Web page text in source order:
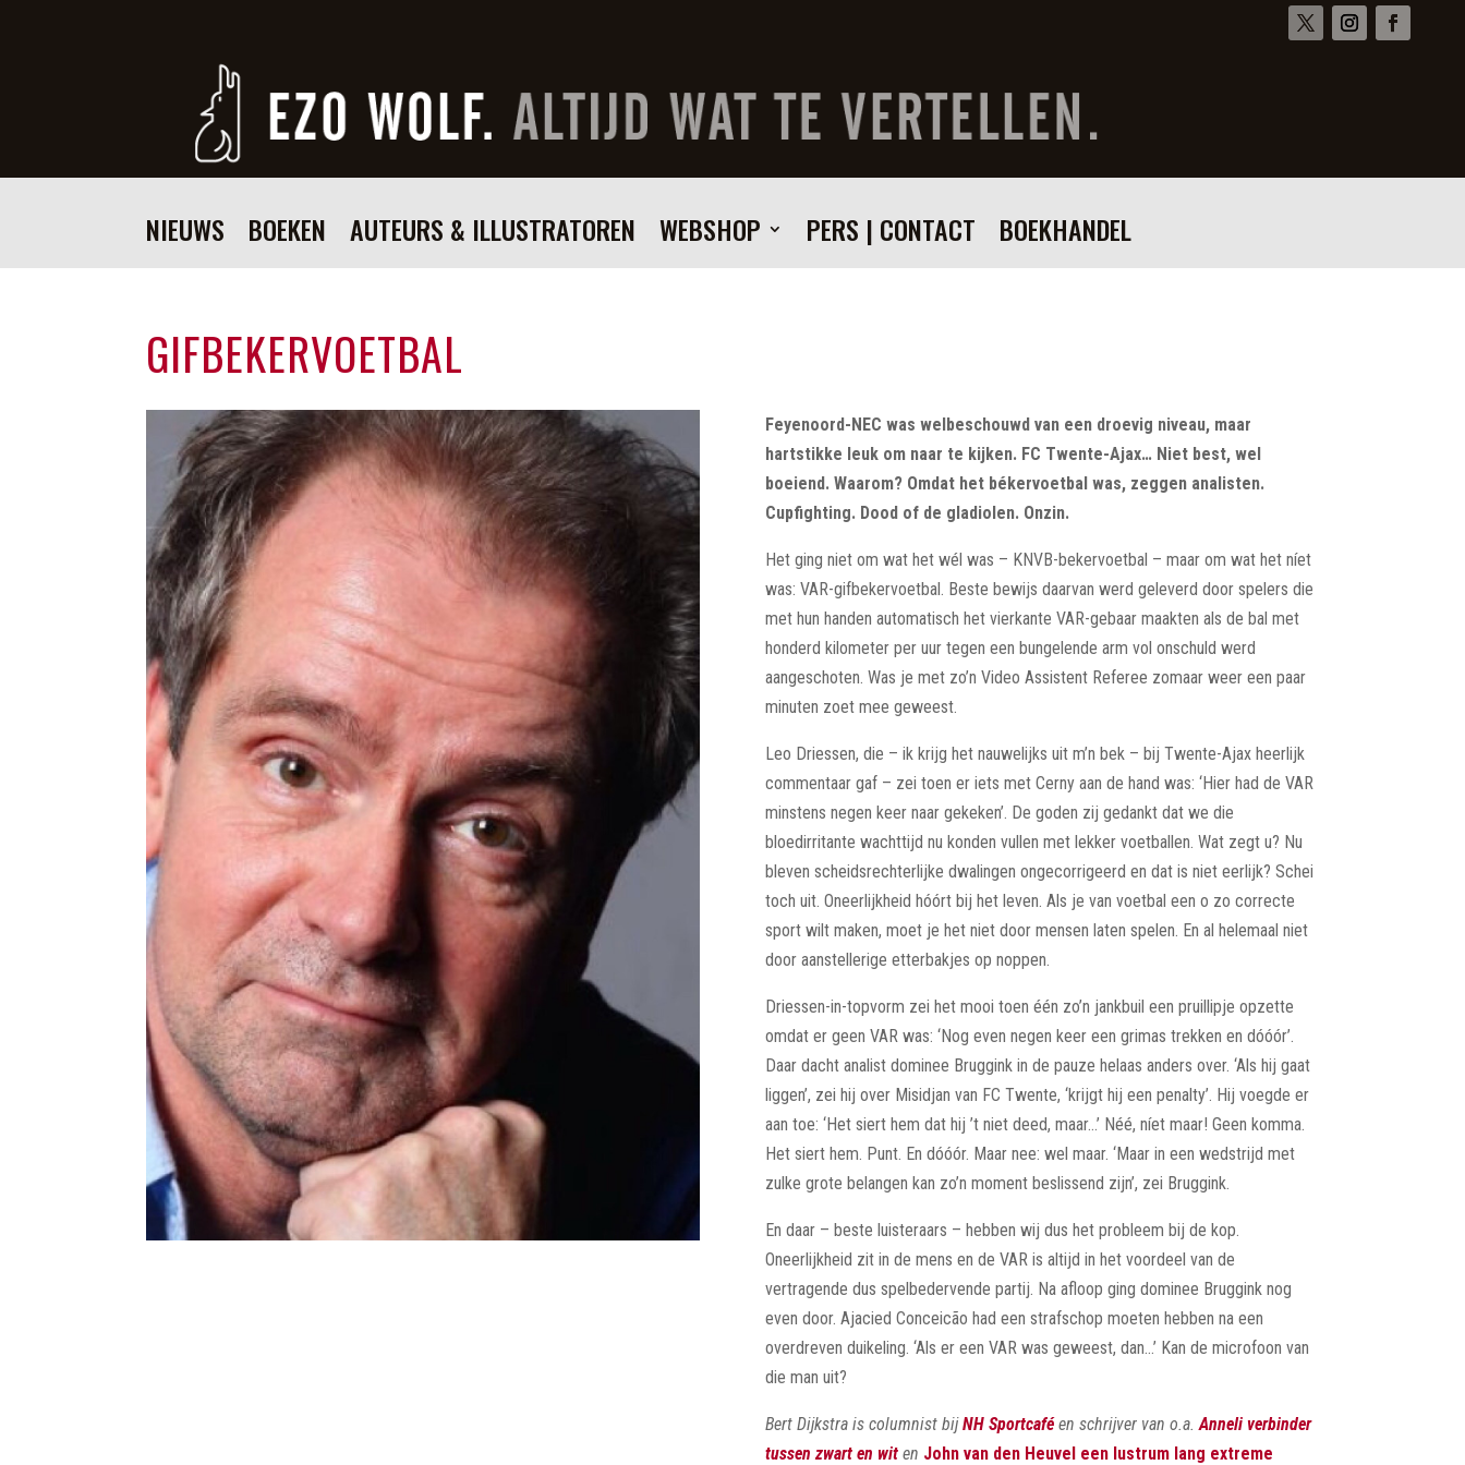
NIEUWS BOEKEN AUTEURS & ILLUSTRATOREN WEBSHOP PERS | CONTACT BOEKHANDEL
GIFBEKERVOETBAL
Feyenoord-NEC was welbeschouwd van een droevig niveau, maar
hartstikke leuk om naar te kijken. FC Twente-Ajax… Niet best, wel
boeiend. Waarom? Omdat het békervoetbal was, zeggen analisten.
Cupfighting. Dood of de gladiolen. Onzin.
Het ging niet om wat het wél was – KNVB-bekervoetbal – maar om wat het níet
was: VAR-gifbekervoetbal. Beste bewijs daarvan werd geleverd door spelers die
met hun handen automatisch het vierkante VAR-gebaar maakten als de bal met
honderd kilometer per uur tegen een bungelende arm vol onschuld werd
aangeschoten. Was je met zo’n Video Assistent Referee zomaar weer een paar
minuten zoet mee geweest.
Leo Driessen, die – ik krijg het nauwelijks uit m’n bek – bij Twente-Ajax heerlijk
commentaar gaf – zei toen er iets met Cerny aan de hand was: ‘Hier had de VAR
minstens negen keer naar gekeken’. De goden zij gedankt dat we die
bloedirritante wachttijd nu konden vullen met lekker voetballen. Wat zegt u? Nu
bleven scheidsrechterlijke dwalingen ongecorrigeerd en dat is niet eerlijk? Schei
toch uit. Oneerlijkheid hóórt bij het leven. Als je van voetbal een o zo correcte
sport wilt maken, moet je het niet door mensen laten spelen. En al helemaal niet
door aanstellerige etterbakjes op noppen.
Driessen-in-topvorm zei het mooi toen één zo’n jankbuil een pruillipje opzette
omdat er geen VAR was: ‘Nog even negen keer een grimas trekken en dóóór’.
Daar dacht analist dominee Bruggink in de pauze helaas anders over. ‘Als hij gaat
liggen’, zei hij over Misidjan van FC Twente, ‘krijgt hij een penalty’. Hij voegde er
aan toe: ‘Het siert hem dat hij ’t niet deed, maar…’ Néé, níet maar! Geen komma.
Het siert hem. Punt. En dóóór. Maar nee: wel maar. ‘Maar in een wedstrijd met
zulke grote belangen kan zo’n moment beslissend zijn’, zei Bruggink.
En daar – beste luisteraars – hebben wij dus het probleem bij de kop.
Oneerlijkheid zit in de mens en de VAR is altijd in het voordeel van de
vertragende dus spelbedervende partij. Na afloop ging dominee Bruggink nog
even door. Ajacied Conceicão had een strafschop moeten hebben na een
overdreven duikeling. ‘Als er een VAR was geweest, dan…’ Kan de microfoon van
die man uit?
Bert Dijkstra is columnist bijNH Sportcaféen schrijver van o.a.Anneli verbinder
tussen zwart en witen John van den Heuvel een lustrum lang extreme